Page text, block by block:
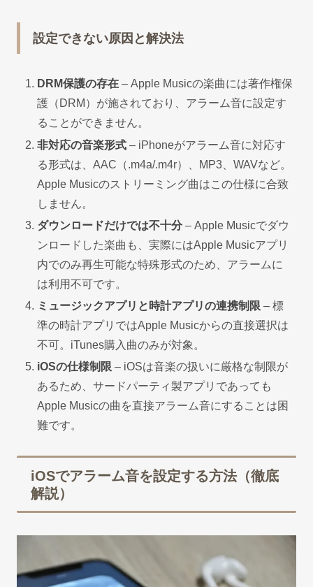
設定できない原因と解決法
DRM保護の存在 – Apple Musicの楽曲には著作権保
護（DRM）が施されており、アラーム音に設定す
ることができません。
非対応の音楽形式 – iPhoneがアラーム音に対応す
る形式は、AAC（.m4a/.m4r）、MP3、WAVなど。
Apple Musicのストリーミング曲はこの仕様に合致
しません。
ダウンロードだけでは不十分 – Apple Musicでダウ
ンロードした楽曲も、実際にはApple Musicアプリ
内でのみ再生可能な特殊形式のため、アラームに
は利用不可です。
ミュージックアプリと時計アプリの連携制限 – 標
準の時計アプリではApple Musicからの直接選択は
不可。iTunes購入曲のみが対象。
iOSの仕様制限 – iOSは音楽の扱いに厳格な制限が
あるため、サードパーティ製アプリであっても
Apple Musicの曲を直接アラーム音にすることは困
難です。
iOSでアラーム音を設定する方法（徹底
解説）